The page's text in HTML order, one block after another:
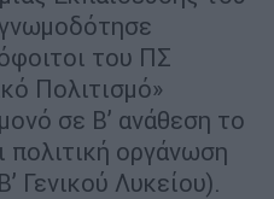
του ΠΣ
Πολιτισμό»
σε Β’ ανάθεση το
πολιτική οργάνωση
Γενικού Λυκείου).